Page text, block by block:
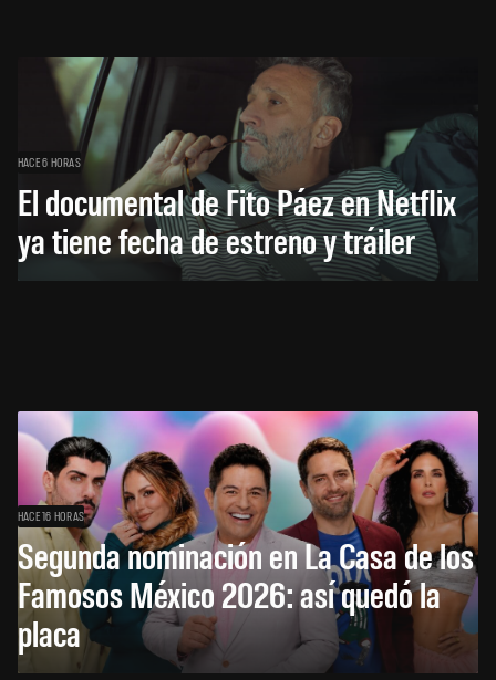
HACE 6 HORAS
El documental de Fito Páez en Netflix
ya tiene fecha de estreno y tráiler
HACE 16 HORAS
Segunda nominación en La Casa de los
Famosos México 2026: así quedó la
placa